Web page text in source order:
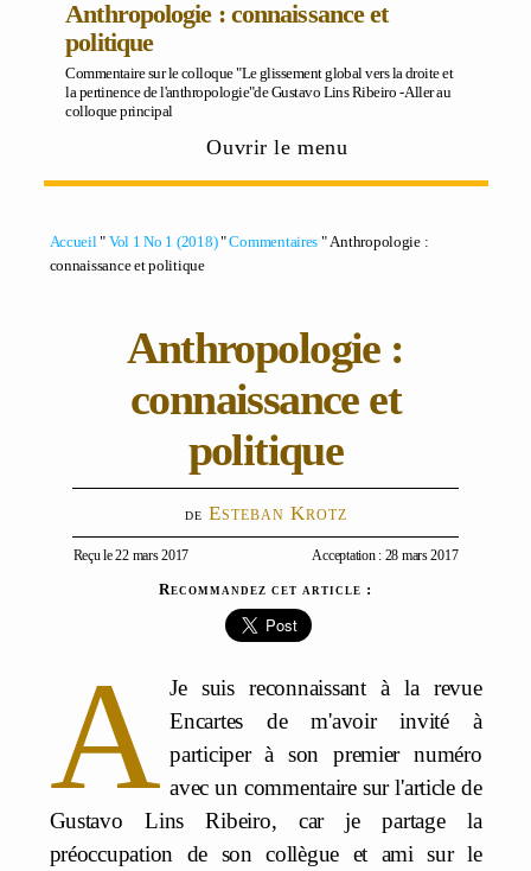
Anthropologie : connaissance et
politique
Commentaire sur le colloque "Le glissement global vers la droite et
la pertinence de l'anthropologie"de Gustavo Lins Ribeiro -Aller au
colloque principal
Ouvrir le menu
Accueil " Vol 1 No 1 (2018)"Commentaires " Anthropologie :
connaissance et politique
Anthropologie :
connaissance et
politique
Esteban Krotz
Reçu le 22 mars 2017 Acceptation : 28 mars 2017
Recommandez cet article :
A Je suis reconnaissant à la revue
Encartes de m'avoir invité à
participer à son premier numéro
avec un commentaire sur l'article de
Gustavo Lins Ribeiro, car je partage la
préoccupation de son collègue et ami sur le